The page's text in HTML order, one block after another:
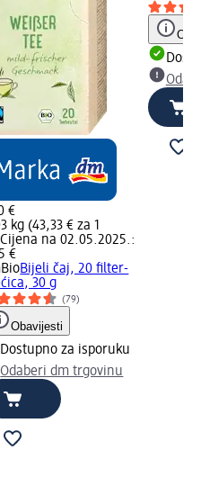
€
kg (43,33 € za 1
Cijena na 02.05.2025.:
€
Bijeli čaj, 20 ﬁlter-
30 g
(79)
Obavijesti
Dostupno za isporuku
Odaberi dm trgovinu